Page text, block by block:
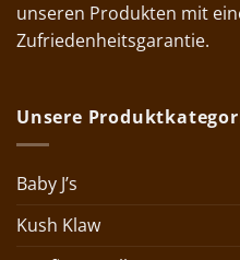
unseren Produkten mit
Zufriedenheitsgarantie.
Unsere
Baby J’s
Kush Klaw